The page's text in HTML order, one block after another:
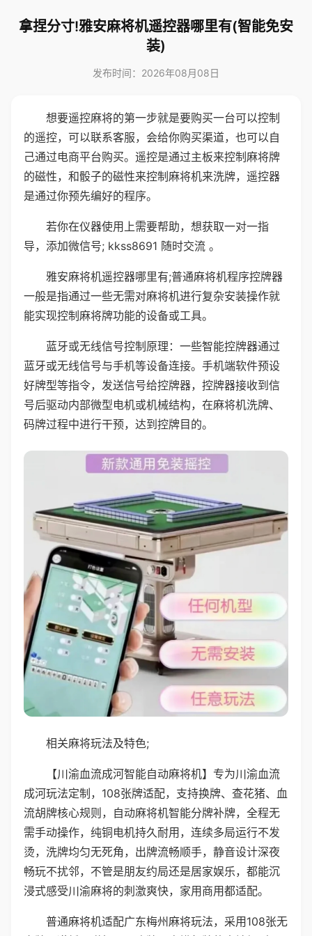
拿捏分寸!雅安麻将机遥控器哪里有(智能免安
装)
发布时间：2026年08月08日
想要遥控麻将的第一步就是要购买一台可以控制
的遥控，可以联系客服，会给你购买渠道，也可以自
己通过电商平台购买。遥控是通过主板来控制麻将牌
的磁性，和骰子的磁性来控制麻将机来洗牌，遥控器
是通过你预先编好的程序。
若你在仪器使用上需要帮助，想获取一对一指
导，添加微信号; kkss8691 随时交流 。
雅安麻将机遥控器哪里有;普通麻将机程序控牌器
一般是指通过一些无需对麻将机进行复杂安装操作就
能实现控制麻将牌功能的设备或工具。
蓝牙或无线信号控制原理：一些智能控牌器通过
蓝牙或无线信号与手机等设备连接。手机端软件预设
好牌型等指令，发送信号给控牌器，控牌器接收到信
号后驱动内部微型电机或机械结构，在麻将机洗牌、
码牌过程中进行干预，达到控牌目的。
相关麻将玩法及特色;
【川渝血流成河智能自动麻将机】专为川渝血流
成河玩法定制，108张牌适配，支持换牌、查花猪、血
流胡牌核心规则，自动麻将机智能分牌补牌，全程无
需手动操作，纯铜电机持久耐用，连续多局运行不发
烫，洗牌均匀无死角，出牌流畅顺手，静音设计深夜
畅玩不扰邻，不管是朋友约局还是居家娱乐，都能沉
浸式感受川渝麻将的刺激爽快，家用商用都适配。
普通麻将机适配广东梅州麻将玩法，采用108张无